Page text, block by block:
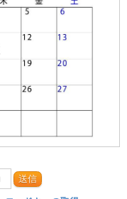
送信